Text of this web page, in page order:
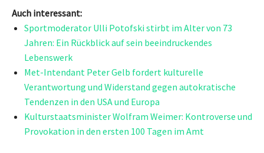
Auch interessant:
Sportmoderator Ulli Potofski stirbt im Alter von 73
Jahren: Ein Rückblick auf sein beeindruckendes
Lebenswerk
Met-Intendant Peter Gelb fordert kulturelle
Verantwortung und Widerstand gegen autokratische
Tendenzen in den USA und Europa
Kulturstaatsminister Wolfram Weimer: Kontroverse und
Provokation in den ersten 100 Tagen im Amt